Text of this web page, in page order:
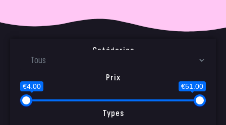
Catégories
Prix
€4.00 €51.00
Types